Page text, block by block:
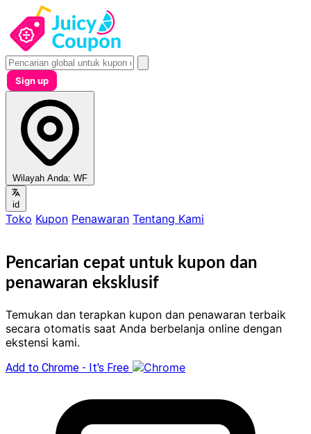
Sign up
Wilayah Anda: WF
id
Toko Kupon Penawaran Tentang Kami
Pencarian cepat untuk kupon dan
penawaran eksklusif
Temukan dan terapkan kupon dan penawaran terbaik
secara otomatis saat Anda berbelanja online dengan
ekstensi kami.
Add to Chrome - It's Free